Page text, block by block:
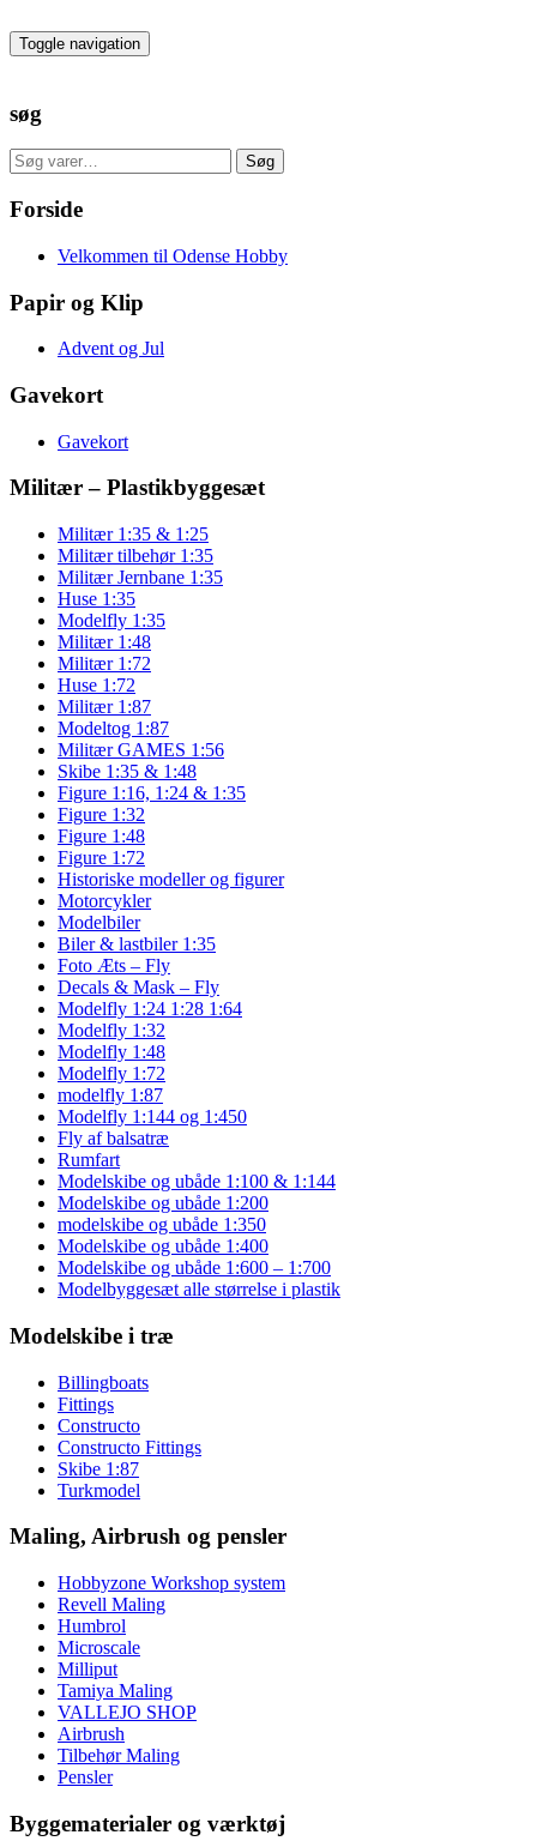
to
the
Toggle navigation
søg
Søg
efter:
Søg
Forside
Velkommen til Odense Hobby
Papir og Klip
Advent og Jul
Gavekort
Gavekort
Militær – Plastikbyggesæt
Militær 1:35 & 1:25
Militær tilbehør 1:35
Militær Jernbane 1:35
Huse 1:35
Modelfly 1:35
Militær 1:48
Militær 1:72
Huse 1:72
Militær 1:87
Modeltog 1:87
Militær GAMES 1:56
Skibe 1:35 & 1:48
Figure 1:16, 1:24 & 1:35
Figure 1:32
Figure 1:48
Figure 1:72
Historiske modeller og figurer
Motorcykler
Modelbiler
Biler & lastbiler 1:35
Foto Æts – Fly
Decals & Mask – Fly
Modelfly 1:24 1:28 1:64
Modelfly 1:32
Modelfly 1:48
Modelfly 1:72
modelfly 1:87
Modelfly 1:144 og 1:450
Fly af balsatræ
Rumfart
Modelskibe og ubåde 1:100 & 1:144
Modelskibe og ubåde 1:200
modelskibe og ubåde 1:350
Modelskibe og ubåde 1:400
Modelskibe og ubåde 1:600 – 1:700
Modelbyggesæt alle størrelse i plastik
Modelskibe i træ
Billingboats
Fittings
Constructo
Constructo Fittings
Skibe 1:87
Turkmodel
Maling, Airbrush og pensler
Hobbyzone Workshop system
Revell Maling
Humbrol
Microscale
Milliput
Tamiya Maling
VALLEJO SHOP
Airbrush
Tilbehør Maling
Pensler
Byggematerialer og værktøj